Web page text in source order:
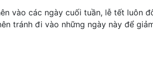
vào các ngày cuối tuần, lễ tết luôn
tránh đi vào những ngày này để